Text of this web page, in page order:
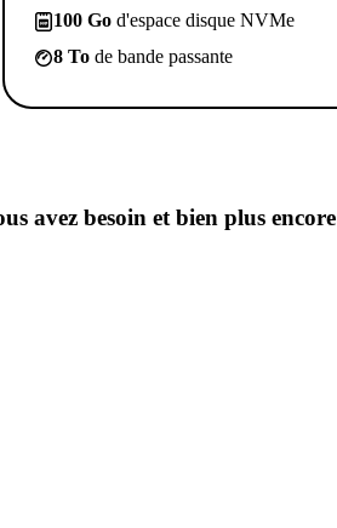
100 Go d'espace disque NVMe
8 To de bande passante
avez besoin et bien plus encore